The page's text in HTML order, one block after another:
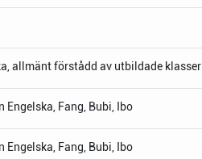
allmänt förstådd av utbildade klasser
Fang, Bubi, Ibo
Fang, Bubi, Ibo